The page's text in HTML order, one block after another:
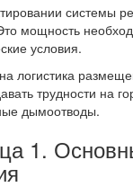
системы
мощность
условия.
логистика
трудности на
дымоотводы.
1.